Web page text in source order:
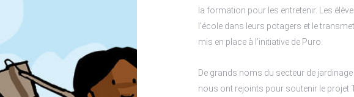
la formation pour les entretenir. Les
l’école dans leurs potagers et le
mis en place à l’initiative de Puro.
De grands noms du secteur de jardinage
nous ont rejoints pour soutenir le projet